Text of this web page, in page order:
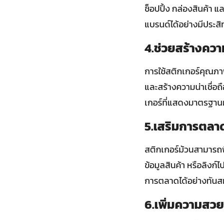
ช็อปปิ้ง กล่องสินค้า แ
แบรนด์ได้อย่างมีประ
4.ช่วยสร้างคว
การใช้สติกเกอร์คุณ
และสร้างความน่าเชื่
เกอร์ที่แสดงมาตรฐา
5.เสริมการตล
สติกเกอร์ม้วนสามาร
ข้อมูลสินค้า หรือลิงก์ไ
การตลาดได้อย่างทัน
6.เพิ่มความสว